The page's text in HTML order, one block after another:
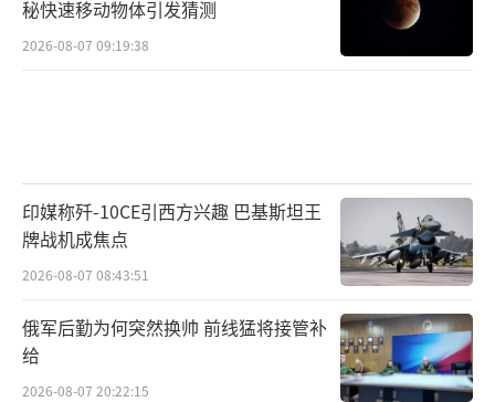
嫩、叙利亚、也门等国的连锁反应。胡塞武装
区，美国与伊朗的正面冲突将难以避免。
俄罗斯虽未公开表态，但其在叙利亚的军
事存在和对伊朗的能源合作使其成为这场冲突
的潜在“搅局者”。若美伊矛盾持续升级，俄
罗斯可能通过军售或外交手段进一步介入，加
剧中东局势的复杂性。
秘快速移动物体引发猜测
2026-08-07 09:19:38
印媒称歼-10CE引西方兴趣 巴基斯坦王
牌战机成焦点
2026-08-07 08:43:51
俄军后勤为何突然换帅 前线猛将接管补
给
2026-08-07 20:22:15